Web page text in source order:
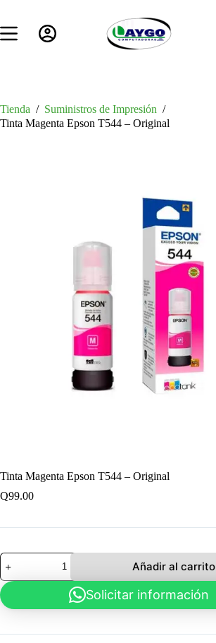
contenido
Tienda / Suministros de Impresión /
Tinta Magenta Epson T544 – Original
Tinta Magenta Epson T544 – Original
Q99.00
Tinta
Magenta
Epson
T544
-
Añadir al carrito
Solicitar información